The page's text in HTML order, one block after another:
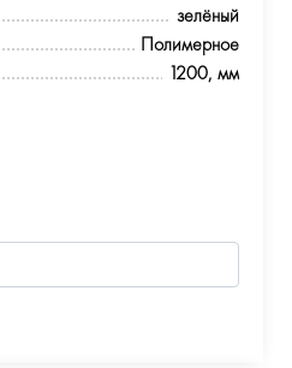
зелёный
Полимерное
1200, мм